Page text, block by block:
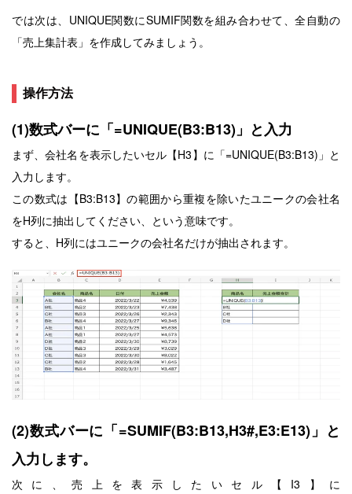
では次は、UNIQUE関数にSUMIF関数を組み合わせて、全自動の
「売上集計表」を作成してみましょう。
操作方法
(1)数式バーに「=UNIQUE(B3:B13)」と入力
まず、会社名を表示したいセル【H3】に「=UNIQUE(B3:B13)」と
入力します。
この数式は【B3:B13】の範囲から重複を除いたユニークの会社名
をH列に抽出 してください、という意味です。
すると、H列にはユニークの会社名だけが抽出されます。
(2)数式バーに「=SUMIF(B3:B13,H3#,E3:E13)」と
入力します。
次に、売上を表示したいセル【I3】に